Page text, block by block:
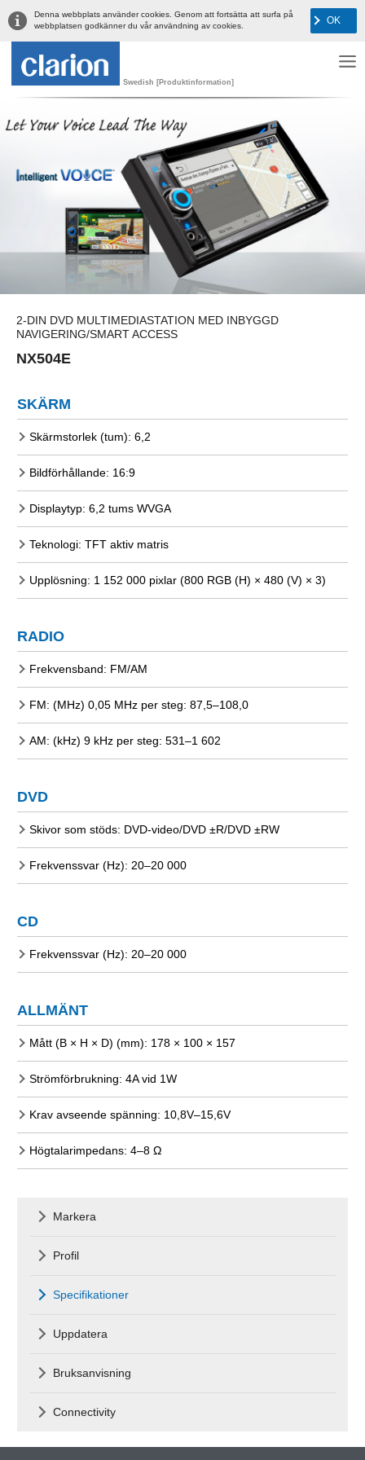
Denna webbplats använder cookies. Genom att fortsätta att surfa på
webbplatsen godkänner du vår användning av cookies.
OK
Swedish [Produktinformation]
2-DIN DVD MULTIMEDIASTATION MED INBYGGD
NAVIGERING/SMART ACCESS
NX504E
SKÄRM
Skärmstorlek (tum): 6,2
Bildförhållande: 16:9
Displaytyp: 6,2 tums WVGA
Teknologi: TFT aktiv matris
Upplösning: 1 152 000 pixlar (800 RGB (H) × 480 (V) × 3)
RADIO
Frekvensband: FM/AM
FM: (MHz) 0,05 MHz per steg: 87,5–108,0
AM: (kHz) 9 kHz per steg: 531–1 602
DVD
Skivor som stöds: DVD-video/DVD ±R/DVD ±RW
Frekvenssvar (Hz): 20–20 000
CD
Frekvenssvar (Hz): 20–20 000
ALLMÄNT
Mått (B × H × D) (mm): 178 × 100 × 157
Strömförbrukning: 4A vid 1W
Krav avseende spänning: 10,8V–15,6V
Högtalarimpedans: 4–8 Ω
Markera
Profil
Specifikationer
Uppdatera
Bruksanvisning
Connectivity